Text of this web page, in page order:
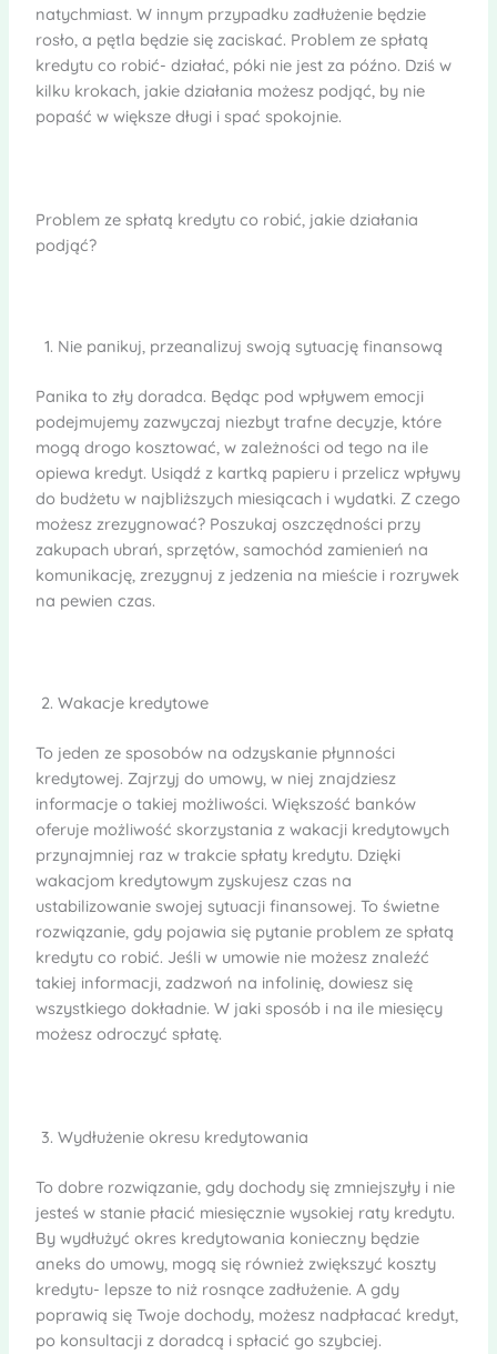
natychmiast. W innym przypadku zadłużenie będzie
rosło, a pętla będzie się zaciskać. Problem ze spłatą
kredytu co robić- działać, póki nie jest za późno. Dziś w
kilku krokach, jakie działania możesz podjąć, by nie
popaść w większe długi i spać spokojnie.
Problem ze spłatą kredytu co robić, jakie działania
podjąć?
Nie panikuj, przeanalizuj swoją sytuację finansową
Panika to zły doradca. Będąc pod wpływem emocji
podejmujemy zazwyczaj niezbyt trafne decyzje, które
mogą drogo kosztować, w zależności od tego na ile
opiewa kredyt. Usiądź z kartką papieru i przelicz wpływy
do budżetu w najbliższych miesiącach i wydatki. Z czego
możesz zrezygnować? Poszukaj oszczędności przy
zakupach ubrań, sprzętów, samochód zamienień na
komunikację, zrezygnuj z jedzenia na mieście i rozrywek
na pewien czas.
Wakacje kredytowe
To jeden ze sposobów na odzyskanie płynności
kredytowej. Zajrzyj do umowy, w niej znajdziesz
informacje o takiej możliwości. Większość banków
oferuje możliwość skorzystania z wakacji kredytowych
przynajmniej raz w trakcie spłaty kredytu. Dzięki
wakacjom kredytowym zyskujesz czas na
ustabilizowanie swojej sytuacji finansowej. To świetne
rozwiązanie, gdy pojawia się pytanie problem ze spłatą
kredytu co robić. Jeśli w umowie nie możesz znaleźć
takiej informacji, zadzwoń na infolinię, dowiesz się
wszystkiego dokładnie. W jaki sposób i na ile miesięcy
możesz odroczyć spłatę.
Wydłużenie okresu kredytowania
To dobre rozwiązanie, gdy dochody się zmniejszyły i nie
jesteś w stanie płacić miesięcznie wysokiej raty kredytu.
By wydłużyć okres kredytowania konieczny będzie
aneks do umowy, mogą się również zwiększyć koszty
kredytu- lepsze to niż rosnące zadłużenie. A gdy
poprawią się Twoje dochody, możesz nadpłacać kredyt,
po konsultacji z doradcą i spłacić go szybciej.